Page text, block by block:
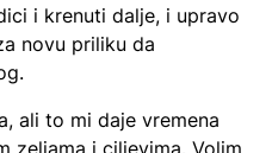
i krenuti dalje, i upravo
novu priliku da
ali to mi daje vremena
zeljama i ciljevima. Volim